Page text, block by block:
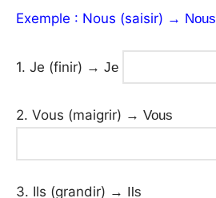
Exemple : Nous (saisir) → Nous
1. Je (finir) → Je
2. Vous (maigrir) → Vous
3. Ils (grandir) → Ils